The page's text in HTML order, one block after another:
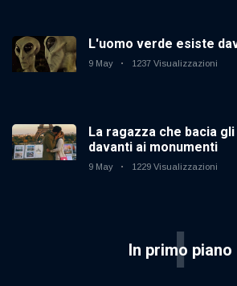
L'uomo verde esiste
9 May 1237 Visualizzazioni
La ragazza che bacia
davanti ai monumenti
9 May 1229 Visualizzazioni
In primo piano
I